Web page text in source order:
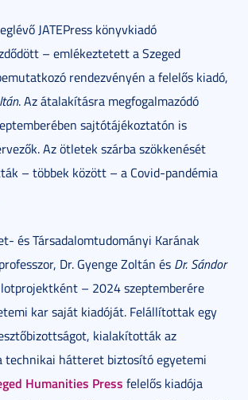
JATEPress könyvkiadó
– emlékeztetett a Szeged
rendezvényén a felelős kiadó,
. Az átalakításra megfogalmazódó
sajtótájékoztatón is
Az ötletek szárba szökkenését
– többek között – a Covid-pandémia
és Társadalomtudományi Karának
Dr. Gyenge Zoltán és Dr. Sándor
– 2024 szeptemberére
kar saját kiadóját. Felállítottak egy
kialakították az
technikai hátteret biztosító egyetemi
Humanities Press felelős kiadója